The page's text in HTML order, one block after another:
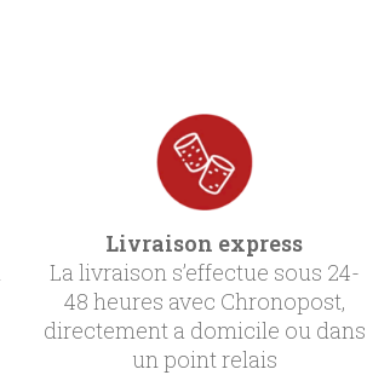
Livraison express
La livraison s’effectue sous 24-
48 heures avec Chronopost,
directement a domicile ou dans
un point relais